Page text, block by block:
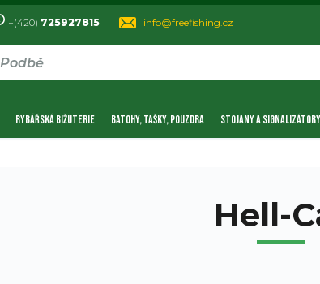
+(420) 725927815 info@freefishing.cz
RYBÁŘSKÁ BIŽUTERIE BATOHY, TAŠKY, POUZDRA STOJANY A SIGNALIZÁTORY
Hell-